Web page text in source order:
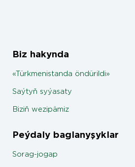
Biz hakynda
«Türkmenistanda öndürildi»
Saýtyň syýasaty
Biziň wezipämiz
Peýdaly baglanyşyklar
Sorag-jogap